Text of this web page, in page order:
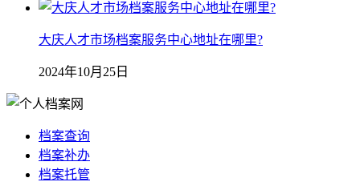
大庆人才市场档案服务中心地址在哪里?
2024年10月25日
档案查询
档案补办
档案托管